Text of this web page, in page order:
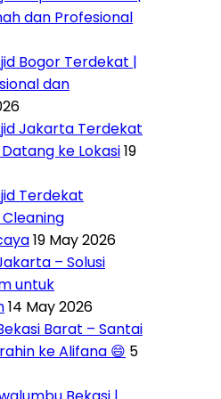
dan Profesional
Bogor Terdekat |
dan
Jakarta Terdekat
ke Lokasi19
Terdekat
19 May 2026
– Solusi
untuk
14 May 2026
Barat – Santai
ke Alifana 😄 5